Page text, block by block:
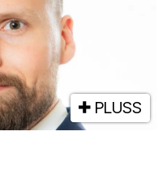
PLUSS